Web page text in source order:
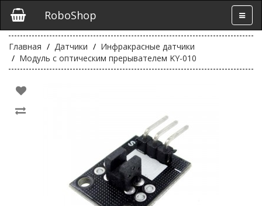
RoboShop
Главная Датчики
Инфракрасные датчики
Модуль с оптическим прерывателем KY-010